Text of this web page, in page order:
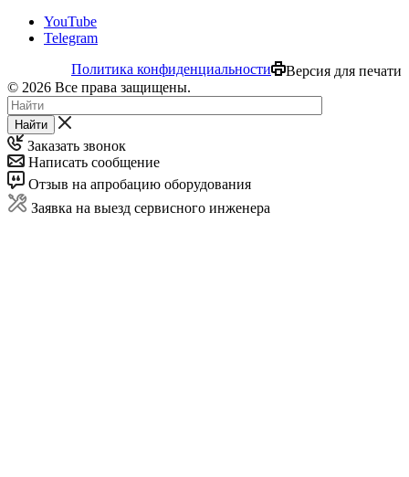
YouTube
Telegram
Версия для печати
Политика конфиденциальности
© 2026 Все права защищены.
Найти
Заказать звонок
Написать сообщение
Отзыв на апробацию оборудования
Заявка на выезд сервисного инженера